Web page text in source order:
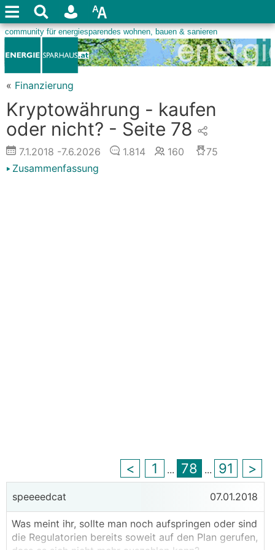
« Finanzierung
Kryptowährung - kaufen
oder nicht? - Seite 78
7.1.2018 -7.6.2026 1.814 160
75
Zusammenfassung
< 1 ... 78 ... 91 >
speeeedcat 07.01.2018
Was meint ihr, sollte man noch aufspringen oder sind
die Regulatorien bereits soweit auf den Plan gerufen,